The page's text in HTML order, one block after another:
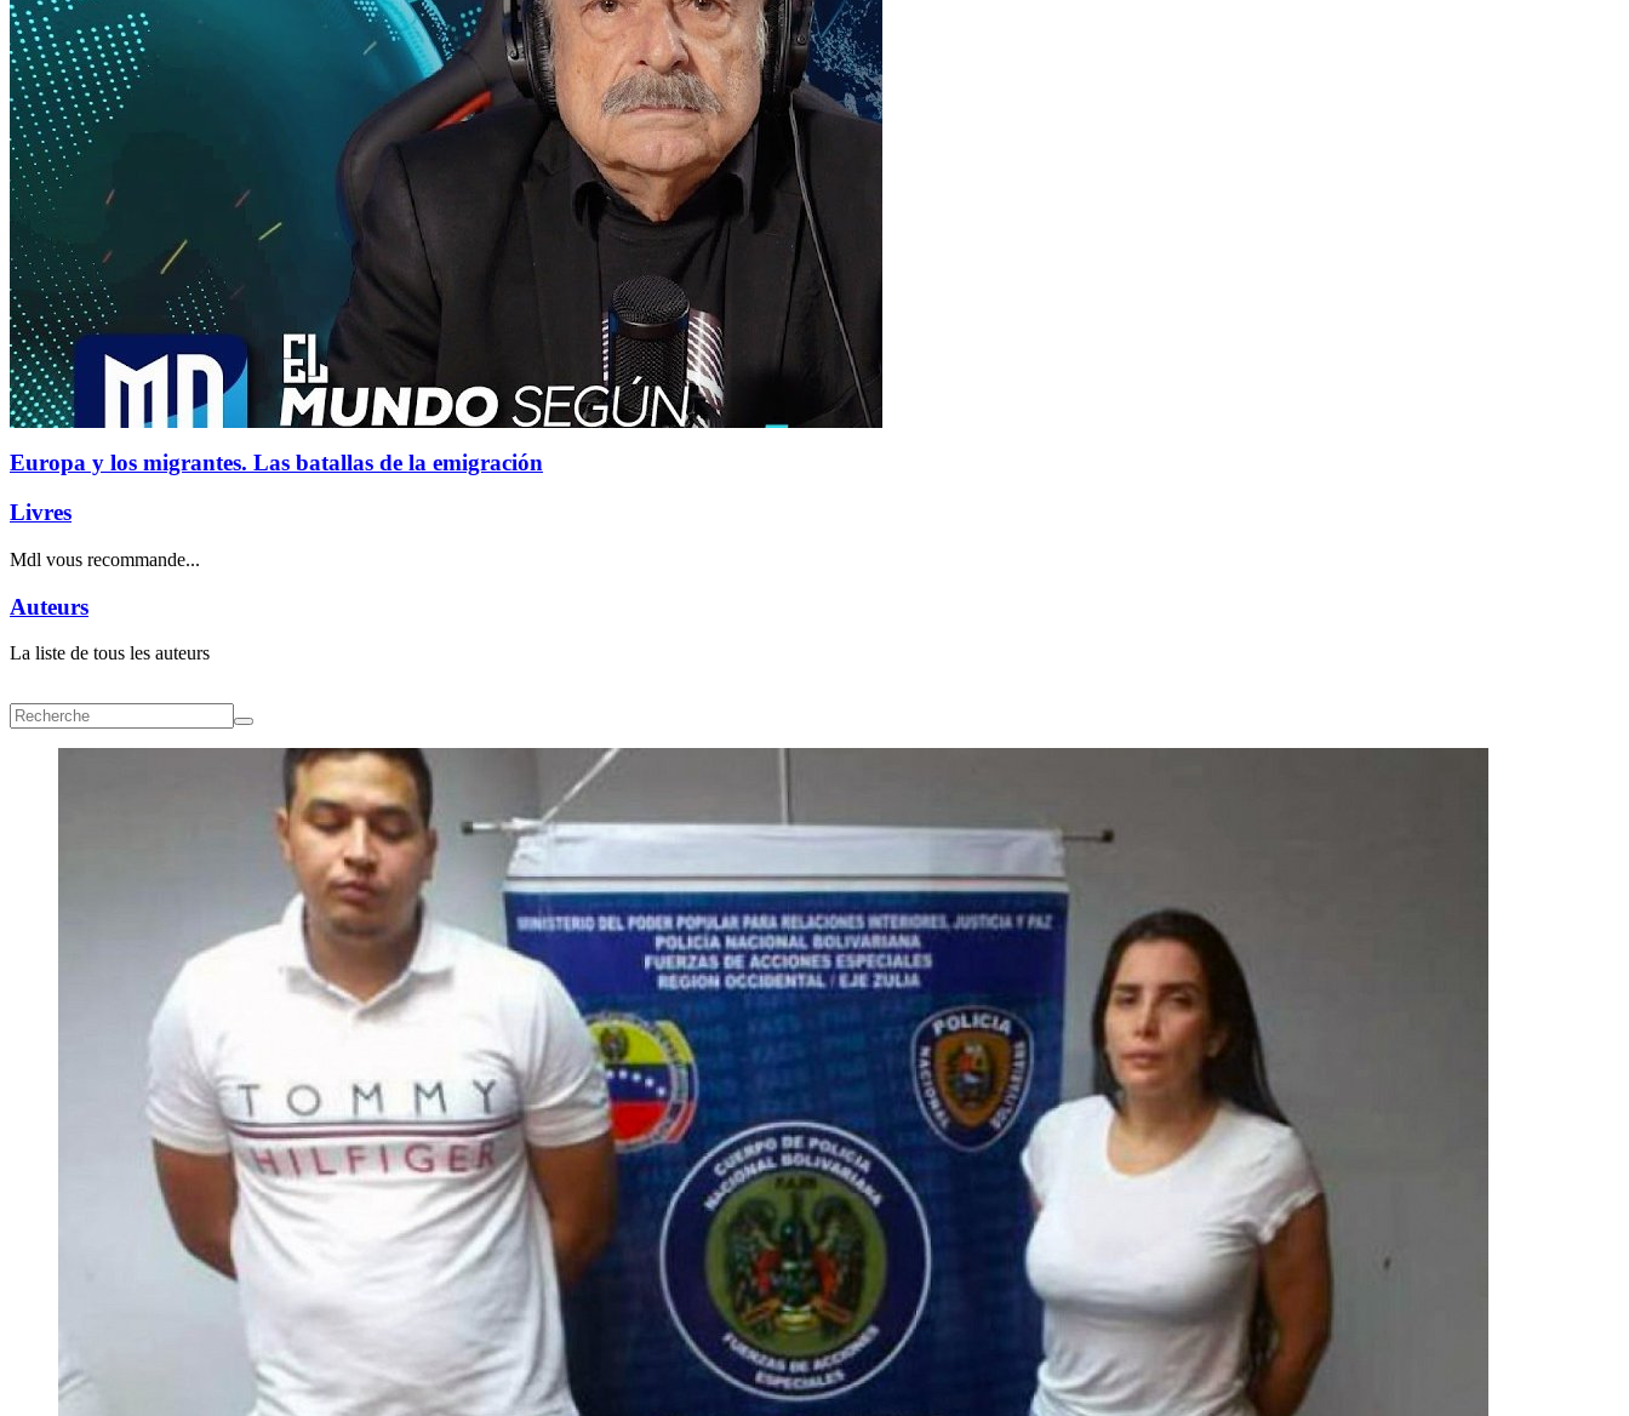
Europa y los migrantes. Las batallas de la emigración
Livres
Mdl vous recommande...
Auteurs
La liste de tous les auteurs